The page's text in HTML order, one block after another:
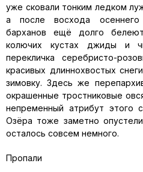
уже сковали тонким ледком
а после восхода
барханов ещё долго
колючих кустах джиды и
перекличка серебристо-
красивых длиннохвостых
зимовку. Здесь же
окрашенные тростниковые
непременный атрибут этого
Озёра тоже заметно
осталось совсем немного.
Пропали